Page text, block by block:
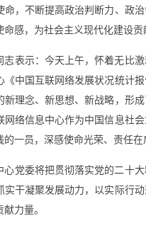
命，不断提高政治判断力、政
命感，为社会主义现代化建设
志表示：今天上午，怀着无比
《中国互联网络发展状况统计
新理念、新思想、新战略，形
网络信息中心作为中国信息社
的一员，深感使命光荣、责任
心党委将把贯彻落实党的二十
实干凝聚发展动力，以实际行
力量。